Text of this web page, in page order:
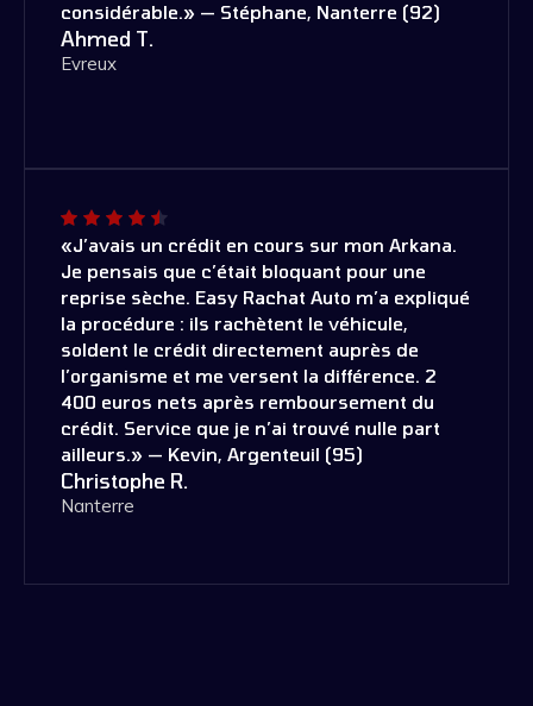
considérable.» — Stéphane, Nanterre (92)
Ahmed T.
Evreux
«J’avais un crédit en cours sur mon Arkana.
Je pensais que c’était bloquant pour une
reprise sèche. Easy Rachat Auto m’a expliqué
la procédure : ils rachètent le véhicule,
soldent le crédit directement auprès de
l’organisme et me versent la différence. 2
400 euros nets après remboursement du
crédit. Service que je n’ai trouvé nulle part
ailleurs.» — Kevin, Argenteuil (95)
Christophe R.
Nanterre